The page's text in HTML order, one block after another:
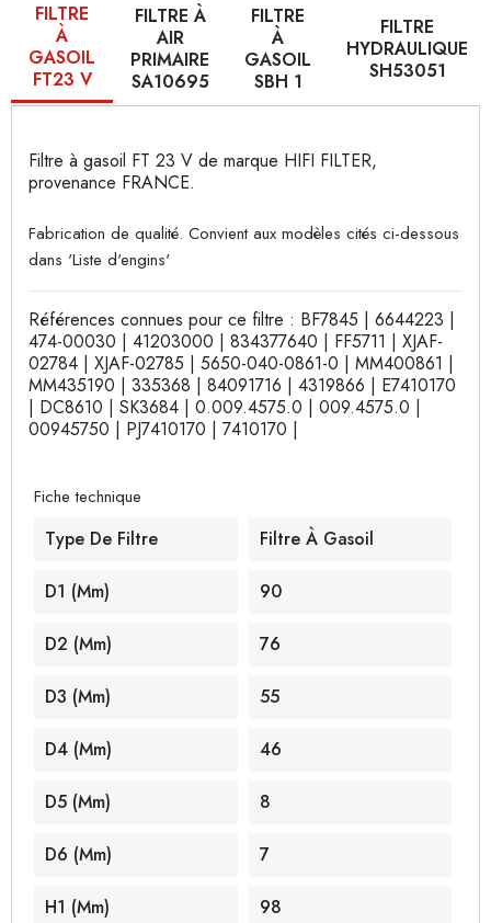
FILTRE
À
GASOIL
FT23 V
FILTRE À
AIR
PRIMAIRE
SA10695
FILTRE
À
GASOIL
SBH 1
FILTRE
HYDRAULIQUE
SH53051
Filtre à gasoil FT 23 V de marque HIFI FILTER,
provenance FRANCE.
Fabrication de qualité. Convient aux modèles cités ci-dessous
dans 'Liste d'engins'
Références connues pour ce filtre : BF7845 | 6644223 |
474-00030 | 41203000 | 834377640 | FF5711 | XJAF-
02784 | XJAF-02785 | 5650-040-0861-0 | MM400861 |
MM435190 | 335368 | 84091716 | 4319866 | E7410170
| DC8610 | SK3684 | 0.009.4575.0 | 009.4575.0 |
00945750 | PJ7410170 | 7410170 |
Fiche technique
Type De Filtre Filtre À Gasoil
D1 (mm) 90
D2 (mm) 76
D3 (mm) 55
D4 (mm) 46
D5 (mm) 8
D6 (mm) 7
H1 (mm) 98